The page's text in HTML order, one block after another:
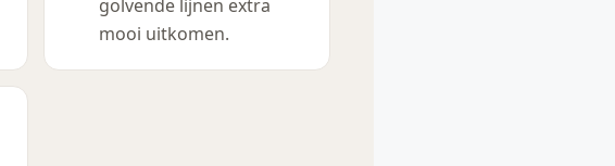
golvende lijnen extra
mooi uitkomen.